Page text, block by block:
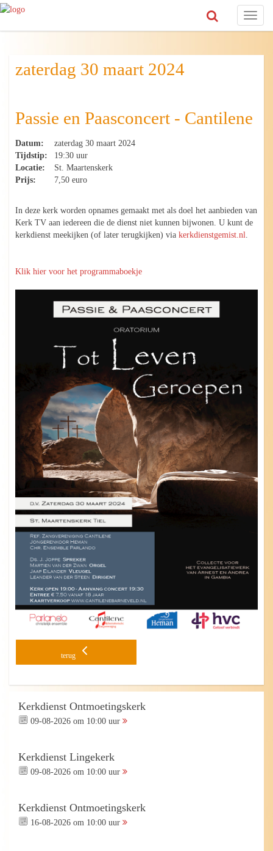
Toggle
zaterdag 30 maart 2024
Passie en Paasconcert - Cantilene
Datum:
zaterdag 30 maart 2024
Tijdstip:
19:30 uur
Locatie:
St. Maartenskerk
Prijs:
7,50 euro
In deze kerk worden opnames gemaakt met als doel het aanbieden van
Kerk TV aan iedereen die de dienst niet kunnen bijwonen. U kunt de
kerkdienst meekijken (of later terugkijken) viakerkdienstgemist.nl
Klik hier voor het programmaboekje
terug
Kerkdienst Ontmoetingskerk
09-08-2026 om 10:00 uur
Kerkdienst Lingekerk
09-08-2026 om 10:00 uur
Kerkdienst Ontmoetingskerk
16-08-2026 om 10:00 uur